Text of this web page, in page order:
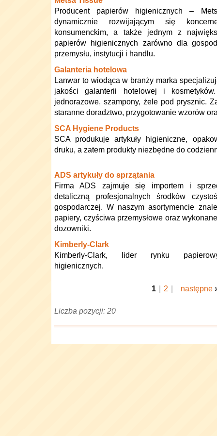
Producent papierów higienicznych –
dynamicznie rozwijającym się
konsumenckim, a także jednym z
papierów higienicznych zarówno dla
przemysłu, instytucji i handlu.
Galanteria hotelowa
Lanwar to wiodąca w branży marka
jakości galanterii hotelowej i
jednorazowe, szampony, żele pod prysznic.
staranne doradztwo, przygotowanie wzorów
SCA Hygiene Products
SCA produkuje artykuły higieniczne,
druku, a zatem produkty niezbędne do
ADS artykuły do sprzątania
Firma ADS zajmuje się importem i
detaliczną profesjonalnych środków
gospodarczej. W naszym asortymencie
papiery, czyściwa przemysłowe oraz
dozowniki.
Kimberly-Clark
Kimberly-Clark, lider rynku
higienicznych.
1 | 2 | następne
Liczba pozycji: 20